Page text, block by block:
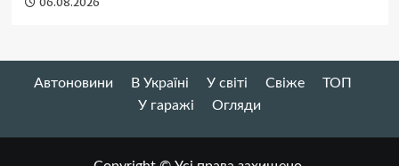
Автоновини В Україні У світі Свіже
ТОП
У гаражі
Огляди